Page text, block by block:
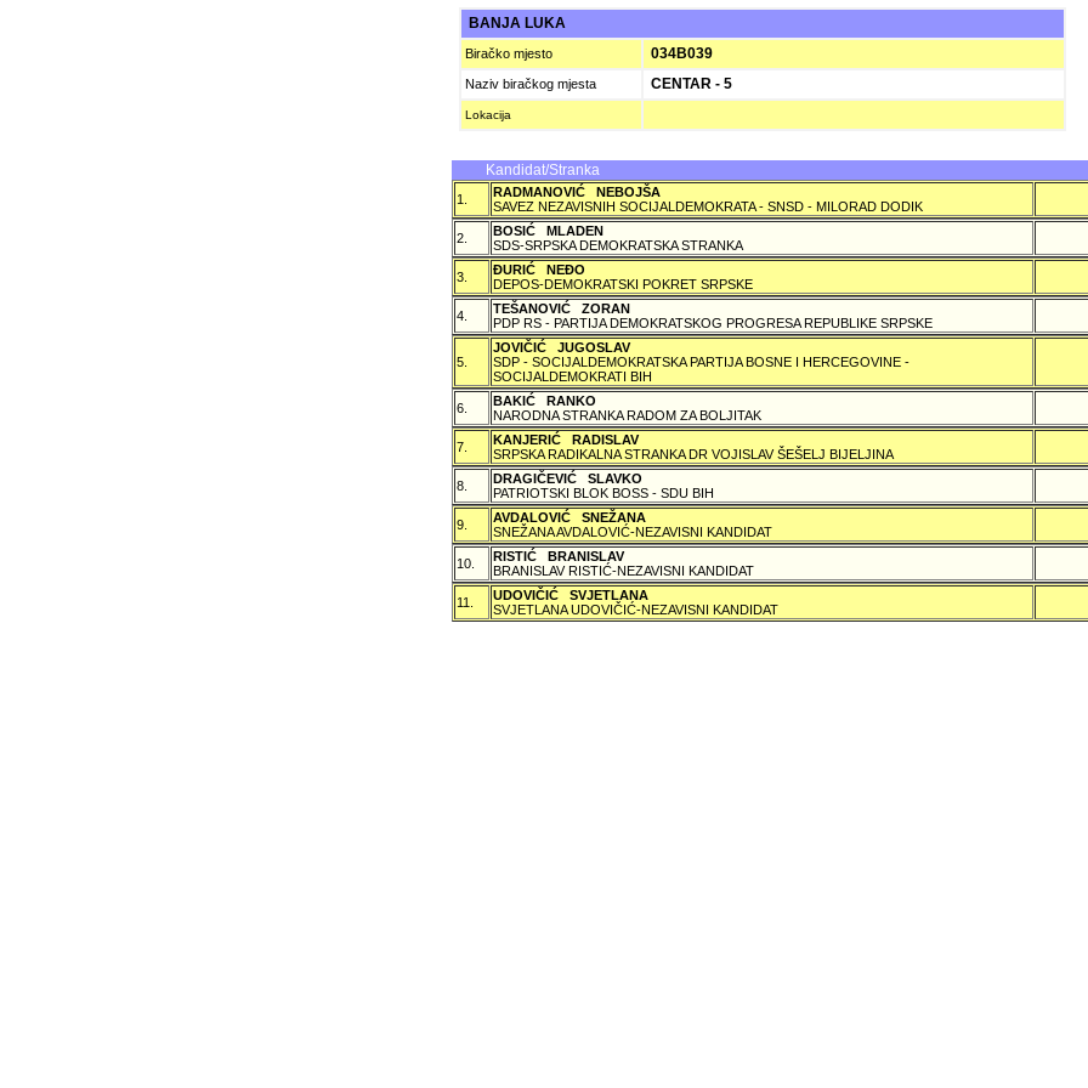
BANJA LUKA
Biračko mjesto 034B039
Naziv biračkog mjesta CENTAR - 5
Lokacija
Kandidat/Stranka
1.
RADMANOVIĆ NEBOJŠA
SAVEZ NEZAVISNIH SOCIJALDEMOKRATA - SNSD - MILORAD DODIK
2.
BOSIĆ MLADEN
SDS-SRPSKA DEMOKRATSKA STRANKA
3.
ÐURIĆ NEÐO
DEPOS-DEMOKRATSKI POKRET SRPSKE
4.
TEŠANOVIĆ ZORAN
PDP RS - PARTIJA DEMOKRATSKOG PROGRESA REPUBLIKE SRPSKE
5.
JOVIČIĆ JUGOSLAV
SDP - SOCIJALDEMOKRATSKA PARTIJA BOSNE I HERCEGOVINE -
SOCIJALDEMOKRATI BIH
6.
BAKIĆ RANKO
NARODNA STRANKA RADOM ZA BOLJITAK
7.
KANJERIĆ RADISLAV
SRPSKA RADIKALNA STRANKA DR VOJISLAV ŠEŠELJ BIJELJINA
8.
DRAGIČEVIĆ SLAVKO
PATRIOTSKI BLOK BOSS - SDU BIH
9.
AVDALOVIĆ SNEŽANA
SNEŽANA AVDALOVIĆ-NEZAVISNI KANDIDAT
10.
RISTIĆ BRANISLAV
BRANISLAV RISTIĆ-NEZAVISNI KANDIDAT
11.
UDOVIČIĆ SVJETLANA
SVJETLANA UDOVIČIĆ-NEZAVISNI KANDIDAT